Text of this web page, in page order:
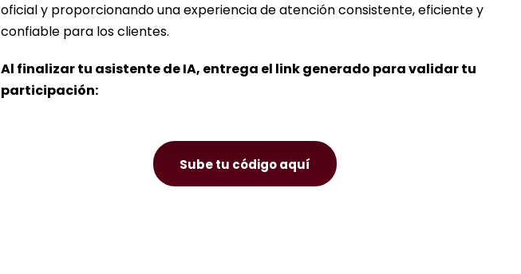
oficial y proporcionando una experiencia de atención consistente, eficiente y
confiable para los clientes.
Al finalizar tu asistente de IA, entrega el link generado para validar tu
participación:
Sube tu código aquí